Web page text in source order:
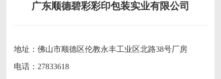
广东顺德碧彩彩印包装实业有限公司
地址：佛山市顺德区伦教永丰工业区北路38号厂房
电话：27833618